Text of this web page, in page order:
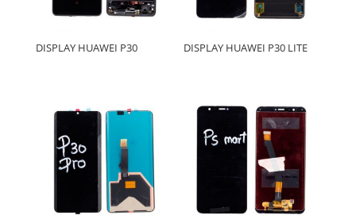
DISPLAY HUAWEI P30 DISPLAY HUAWEI P30 LITE